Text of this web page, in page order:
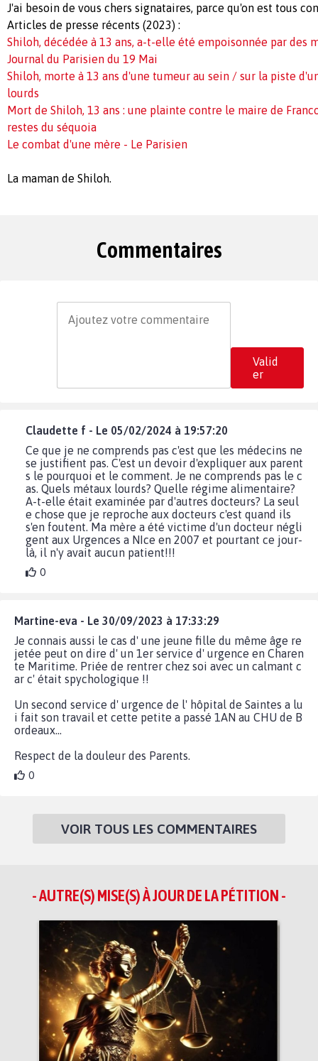
J'ai besoin de vous chers signataires, parce qu'on est tous
Articles de presse récents (2023) :
Shiloh, décédée à 13 ans, a-t-elle été empoisonnée par des
Journal du Parisien du 19 Mai
Shiloh, morte à 13 ans d'une tumeur au sein / sur la piste
lourds
Mort de Shiloh, 13 ans : une plainte contre le maire de
restes du séquoia
Le combat d'une mère - Le Parisien
La maman de Shiloh.
Commentaires
Valid
er
Claudette f - Le 05/02/2024 à 19:57:20
Ce que je ne comprends pas c'est que les médecins ne
se justifient pas. C'est un devoir d'expliquer aux parent
s le pourquoi et le comment. Je ne comprends pas le c
as. Quels métaux lourds? Quelle régime alimentaire?
A-t-elle était examinée par d'autres docteurs? La seul
e chose que je reproche aux docteurs c'est quand ils
s'en foutent. Ma mère a été victime d'un docteur négli
gent aux Urgences a NIce en 2007 et pourtant ce jour-
là, il n'y avait aucun patient!!!
0
Martine-eva - Le 30/09/2023 à 17:33:29
Je connais aussi le cas d' une jeune fille du même âge re
jetée peut on dire d' un 1er service d' urgence en Charen
te Maritime. Priée de rentrer chez soi avec un calmant c
ar c' était spychologique !!
Un second service d' urgence de l' hôpital de Saintes a lu
i fait son travail et cette petite a passé 1AN au CHU de B
ordeaux...
Respect de la douleur des Parents.
0
VOIR TOUS LES COMMENTAIRES
- AUTRE(S) MISE(S) À JOUR DE LA PÉTITION -